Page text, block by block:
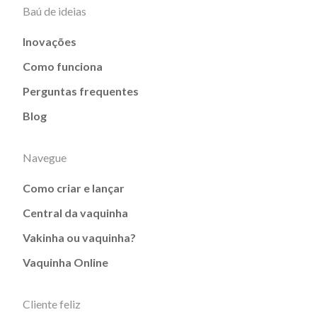
Baú de ideias
Inovações
Como funciona
Perguntas frequentes
Blog
Navegue
Como criar e lançar
Central da vaquinha
Vakinha ou vaquinha?
Vaquinha Online
Cliente feliz